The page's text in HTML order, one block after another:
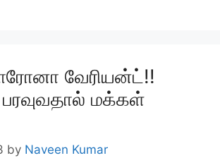
வேரியன்ட்!!
மக்கள்
by Naveen Kumar